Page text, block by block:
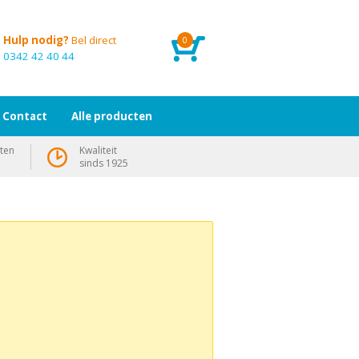
0
Hulp nodig? Bel direct
0342 42 40 44
Contact Alle producten
Kwaliteit
sinds 1925